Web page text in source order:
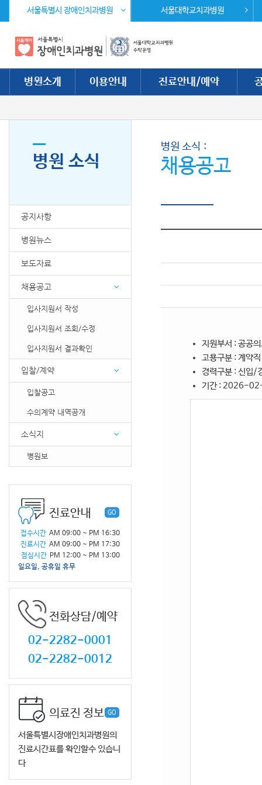
주 메뉴 바로가기
본문 바로가기
서울특별시 장애인치과병원 서울대학교치과병원
병원소개 이용안내 진료안내/예약
병원 소식
공지사항
병원뉴스
보도자료
채용공고
입사지원서 작성
입사지원서 조회/수정
입사지원서 결과확인
입찰/계약
입찰공고
수의계약 내역공개
소식지
병원보
진료안내 GO
접수시간 AM 09:00 ~ PM 16:30
진료시간 AM 09:00 ~ PM 17:30
점심시간 PM 12:00 ~ PM 13:00
일요일, 공휴일 휴무
전화상담/예약
02-2282-0001
02-2282-0012
의료진 정보 GO
서울특별시장애인치과병원의
진료시간표를 확인할수 있습니
다
병원 소식
채용공고
지원부서 : 공공
고용구분 : 계약직
경력구분 : 신입/
기간 : 2026-